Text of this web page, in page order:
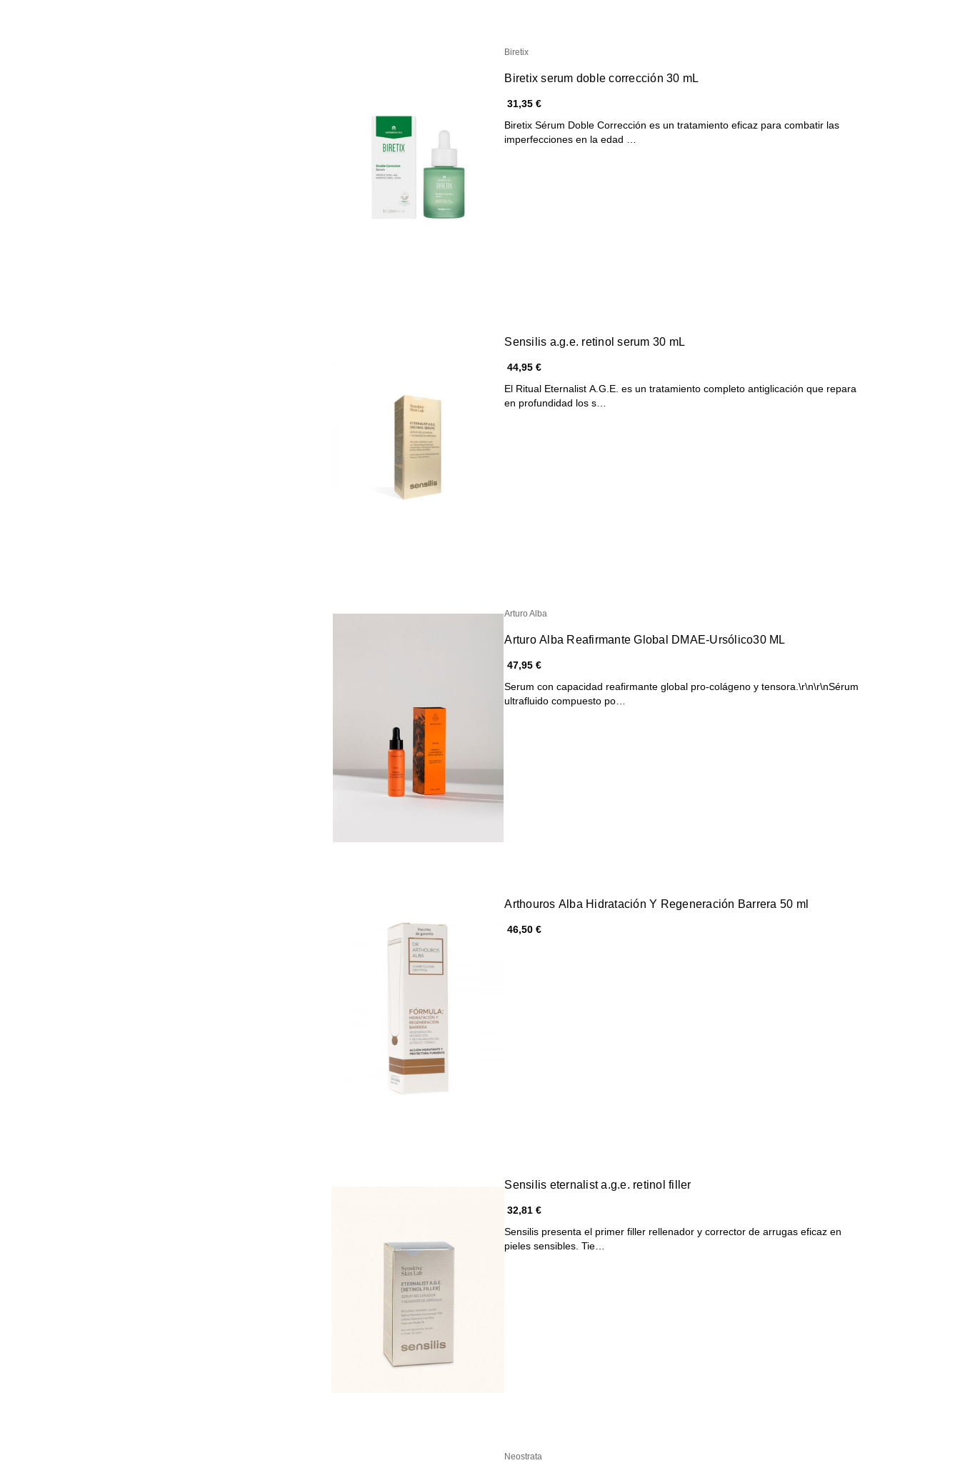
Biretix
Biretix serum doble corrección 30 mL
31,35 €
Biretix Sérum Doble Corrección es un tratamiento eficaz para combatir las
imperfecciones en la edad …
Sensilis a.g.e. retinol serum 30 mL
44,95 €
El Ritual Eternalist A.G.E. es un tratamiento completo antiglicación que repara
en profundidad los s…
Arturo Alba
Arturo Alba Reafirmante Global DMAE-Ursólico30 ML
47,95 €
Serum con capacidad reafirmante global pro-colágeno y tensora.\r\n\r\nSérum
ultrafluido compuesto po…
Arthouros Alba Hidratación Y Regeneración Barrera 50 ml
46,50 €
Sensilis eternalist a.g.e. retinol filler
32,81 €
Sensilis presenta el primer filler rellenador y corrector de arrugas eficaz en
pieles sensibles. Tie…
Neostrata